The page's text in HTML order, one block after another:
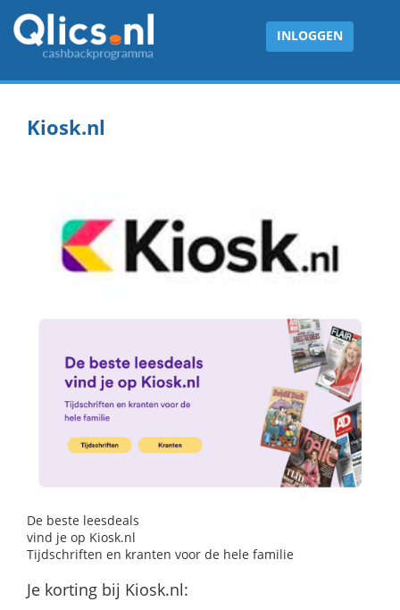
INLOGGEN
Kiosk.nl
De beste leesdeals
vind je op Kiosk.nl
Tijdschriften en kranten voor de hele familie
Je korting bij Kiosk.nl: